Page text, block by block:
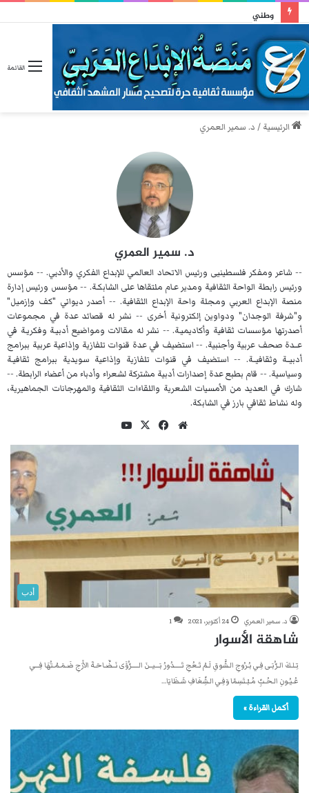
وطني
القائمة
الرئيسية / د. سمير العمري
د. سمير العمري
-- شاعر ومفكر فلسطينيى ورئيس الاتحاد العالمي للإبداع الفكري والأدبي. -- مؤسس
ورئيس رابطة الواحة الثقافية ومدير عـام ملتقاها على الشابكـة. -- مؤسس ورئيس إدارة
منصة الإبداع العربي ومجلة واحة الإبداع الثقافية. -- أصدر ديواني "كف وإزميل"
و"شرفة الوجدان" ودواوين إلكترونية أخرى -- نشر له قصائد عدة في مجموعات
أصدرتها مؤسسات ثقافية وأكاديميـة. -- نشر له مقالات ومواضيع أدبيـة وفكريـة في
عــدة صحف عربية وأجنبية. -- استضيف في عدة قنوات تلفازية وإذاعية عربية ببرامج
أدبيــة وثقافيــة. -- استضيف في قنوات تلفازية وإذاعية سويدية ببرامج ثقافيـة
وسياسية. -- قام بطبع عدة إصدارات أدبية مشتركة لشعراء وأدباء من أعضاء الرابطة. --
شارك في العديد من الأمسيات الشعرية واللقاءات الثقافية والمهرجانات الجماهيرية،
وله نشاط ثقافي بارز في الشابكة.
موق
ع
ب
فيسب
وك
‫X
Tub
أدب
د. سمير العمري 24 أكتوبر، 2021 1
شاهقة الأسوار
تِـلـكَ الـرُّبَـى فِـي بُـرُوجِ الـشَّوقِ لَـمْ تَـعُجِ تَـــــدُورُ بَـــيــنَ الـــــرُّؤَى نَــضَّـاحَـةَ الأَرَجِ ضَـمَـمْـتُهَا فِـــي
عُـيُـونِ الـحُـبِّ مُـبْـتَسِمًا وَفِـي الـشِّغَافِ شَـظَايَا…
أكمل القراءة »